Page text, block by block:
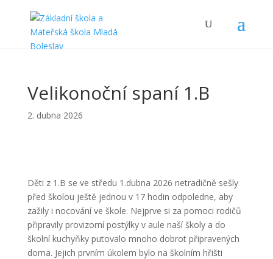
Velikonoční spaní 1.B
2. dubna 2026
Děti z 1.B se ve středu 1.dubna 2026 netradičně sešly
před školou ještě jednou v 17 hodin odpoledne, aby
zažily i nocování ve škole. Nejprve si za pomoci rodičů
připravily provizorní postýlky v aule naší školy a do
školní kuchyňky putovalo mnoho dobrot připravených
doma. Jejich prvním úkolem bylo na školním hřišti